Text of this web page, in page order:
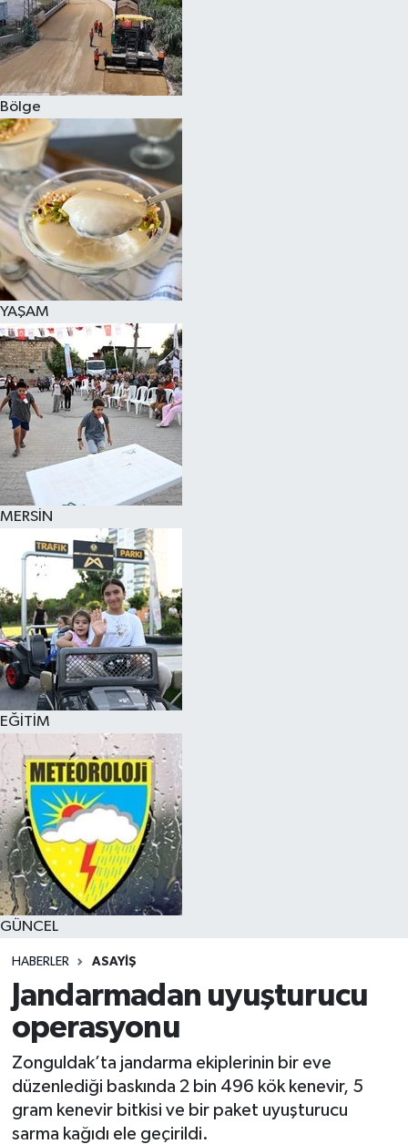
Bölge
YAŞAM
MERSİN
EĞİTİM
GÜNCEL
HABERLER ASAYİŞ
Jandarmadan uyuşturucu
operasyonu
Zonguldak’ta jandarma ekiplerinin bir eve
düzenlediği baskında 2 bin 496 kök kenevir, 5
gram kenevir bitkisi ve bir paket uyuşturucu
sarma kağıdı ele geçirildi.